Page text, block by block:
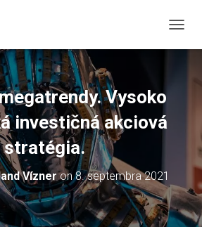
Vysoko
investičná akciová
stratégia.
Vízneron8. septembra 2021